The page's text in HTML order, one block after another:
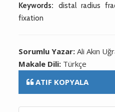
Keywords: distal radius
fixation
Sorumlu Yazar:Ali Akın
Makale Dili: Türkçe
ATIF KOPYALA